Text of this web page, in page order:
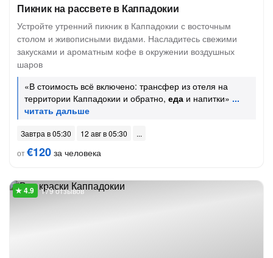
Пикник на рассвете в Каппадокии
Устройте утренний пикник в Каппадокии с восточным
столом и живописными видами. Насладитесь свежими
закусками и ароматным кофе в окружении воздушных
шаров
«В стоимость всё включено: трансфер из отеля на
территории Каппадокии и обратно, еда и напитки»
Завтра в 05:30
12 авг в 05:30
от€120 за человека
179 отзывов